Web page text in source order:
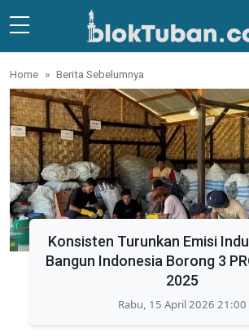
Skip to main content
Home Berita Sebelumnya
Konsisten Turunkan Emisi
Bangun Indonesia Borong 3
2025
Rabu, 15 April 2026 21:00